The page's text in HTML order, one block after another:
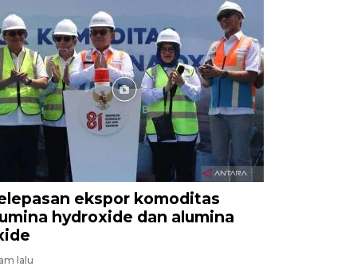
ekspor komoditas
hydroxide dan alumina
lalu